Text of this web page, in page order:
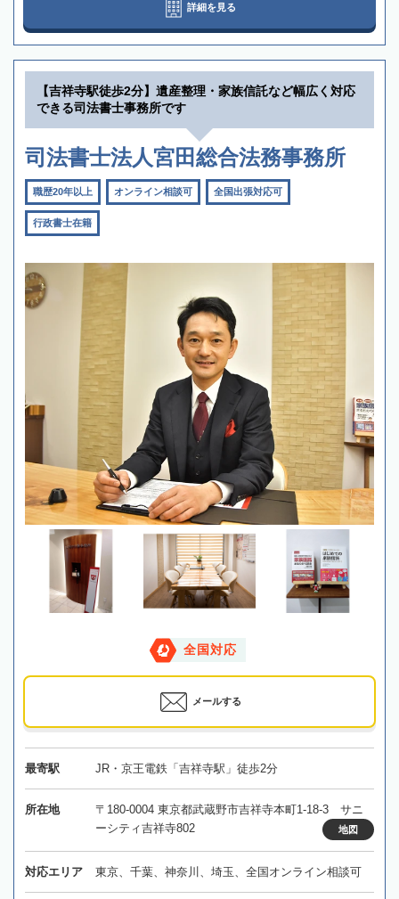
詳細を見る
【吉祥寺駅徒歩2分】遺産整理・家族信託など幅広く対応
できる司法書士事務所です
司法書士法人宮田総合法務事務所
職歴20年以上 オンライン相談可 全国出張対応可
行政書士在籍
全国対応
メールする
最寄駅 JR・京王電鉄「吉祥寺駅」徒歩2分
所在地
〒180-0004 東京都武蔵野市吉祥寺本町1-18-3 サニ
ーシティ吉祥寺802
地図
対応エリア 東京、千葉、神奈川、埼玉、全国オンライン相談可